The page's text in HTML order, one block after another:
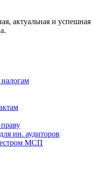
актуальная и успешная
ин. аудиторов
МСП